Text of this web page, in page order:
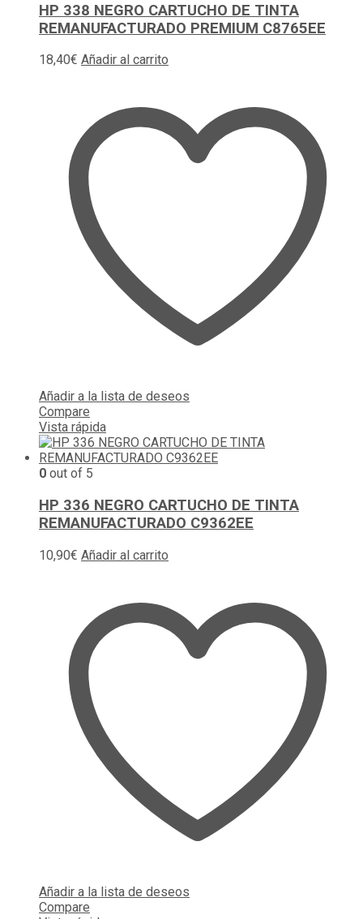
HP 338 NEGRO CARTUCHO DE TINTA
REMANUFACTURADO PREMIUM C8765EE
18,40€ Añadir al carrito
Añadir a la lista de deseos
Compare
Vista rápida
0 out of 5
HP 336 NEGRO CARTUCHO DE TINTA
REMANUFACTURADO C9362EE
10,90€ Añadir al carrito
Añadir a la lista de deseos
Compare